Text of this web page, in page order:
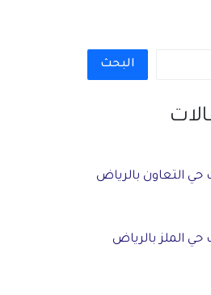
البحث
التعاون بالرياض
الملز بالرياض